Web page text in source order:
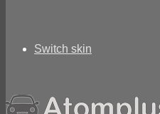
Switch skin